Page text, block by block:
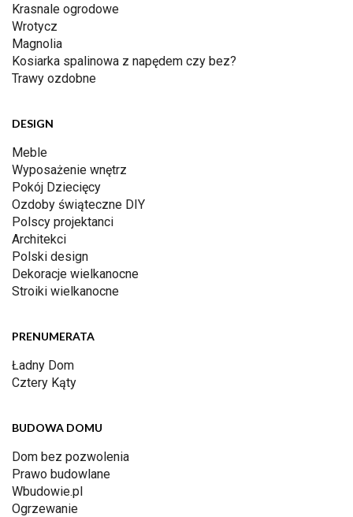
Krasnale ogrodowe
Wrotycz
Magnolia
Kosiarka spalinowa z napędem czy bez?
Trawy ozdobne
DESIGN
Meble
Wyposażenie wnętrz
Pokój Dziecięcy
Ozdoby świąteczne DIY
Polscy projektanci
Architekci
Polski design
Dekoracje wielkanocne
Stroiki wielkanocne
PRENUMERATA
Ładny Dom
Cztery Kąty
BUDOWA DOMU
Dom bez pozwolenia
Prawo budowlane
Wbudowie.pl
Ogrzewanie